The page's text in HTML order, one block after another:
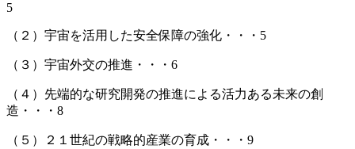
5
（２）宇宙を活用した安全保障の強化・・・5
（３）宇宙外交の推進・・・6
（４）先端的な研究開発の推進による活力ある未来の創
造・・・8
（５）２１世紀の戦略的産業の育成・・・9